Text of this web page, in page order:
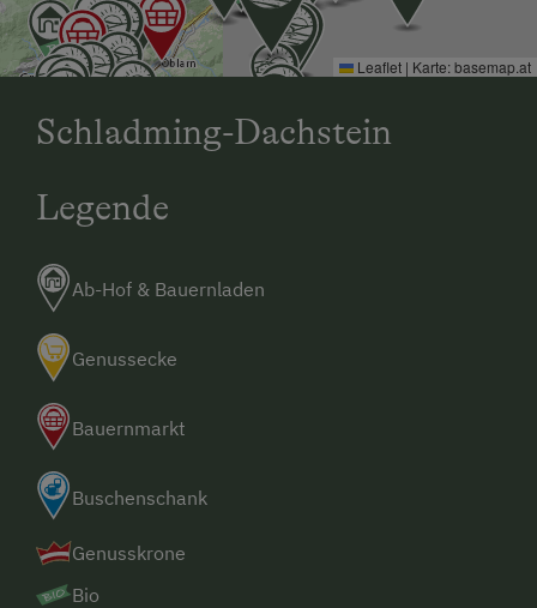
Leaflet | Karte:basemap.at
Schladming-Dachstein
Legende
Ab-Hof & Bauernladen
Genussecke
Bauernmarkt
Buschenschank
Genusskrone
Bio